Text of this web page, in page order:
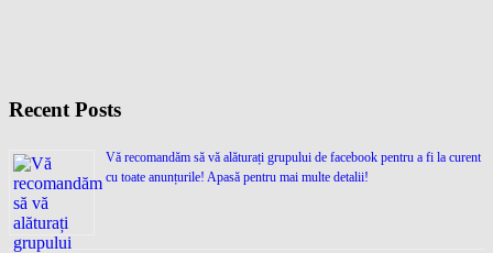
Recent Posts
Vă recomandăm să vă alăturați grupului de facebook pentru a fi la curent
cu toate anunțurile! Apasă pentru mai multe detalii!